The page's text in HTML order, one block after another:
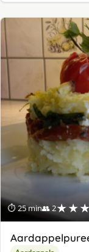
⏱ 25 min👥 2